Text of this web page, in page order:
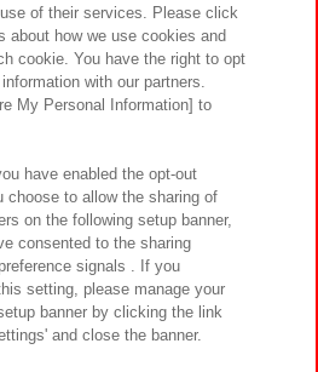
ナビリティ サイトポリシー
ウェブアクセシビリティ方針と検証結果
に
方針 よくあるご質問・お問い合わせ
Namco Amusement Inc.
of their services. Please click
about how we use cookies and
cookie. You have the right to opt
with our partners.
My Personal Information] to
have enabled the opt-out
choose to allow the sharing of
on the following setup banner,
consented to the sharing
signals . If you
setting, please manage your
banner by clicking the link
and close the banner.